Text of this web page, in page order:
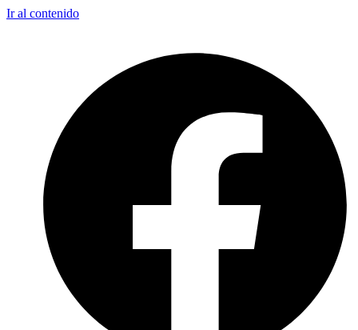
Ir al contenido